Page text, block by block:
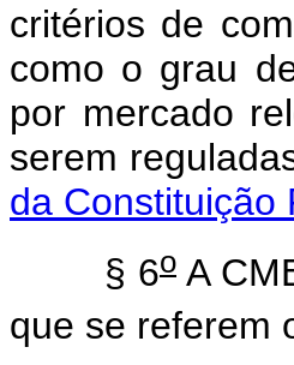
critérios de
como o grau
por mercado
serem
da Constituição
§ 6o A
que se referem